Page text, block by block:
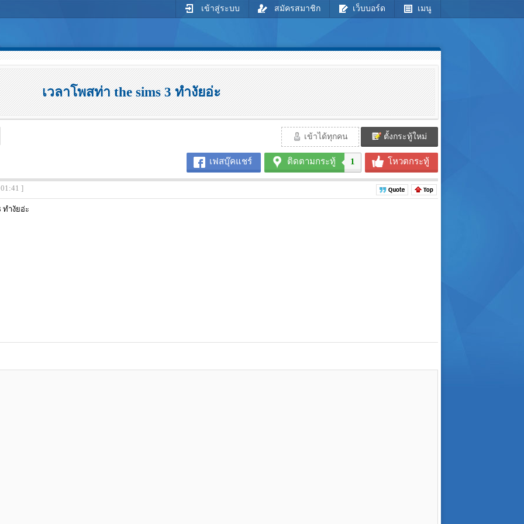
เข้าสู่ระบบ สมัครสมาชิก เว็บบอร์ด เมนู
เวลาโพสท่า the sims 3 ทำงัยอ่ะ
เข้าได้ทุกคน ตั้งกระทู้ใหม่
เฟสบุ๊คแชร์ ติดตามกระทู้ 1 โหวตกระทู้
]
ทำงัยอ่ะ